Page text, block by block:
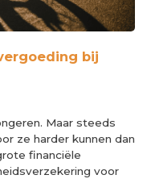
bij
Maar steeds
ze harder kunnen dan
financiële
voor